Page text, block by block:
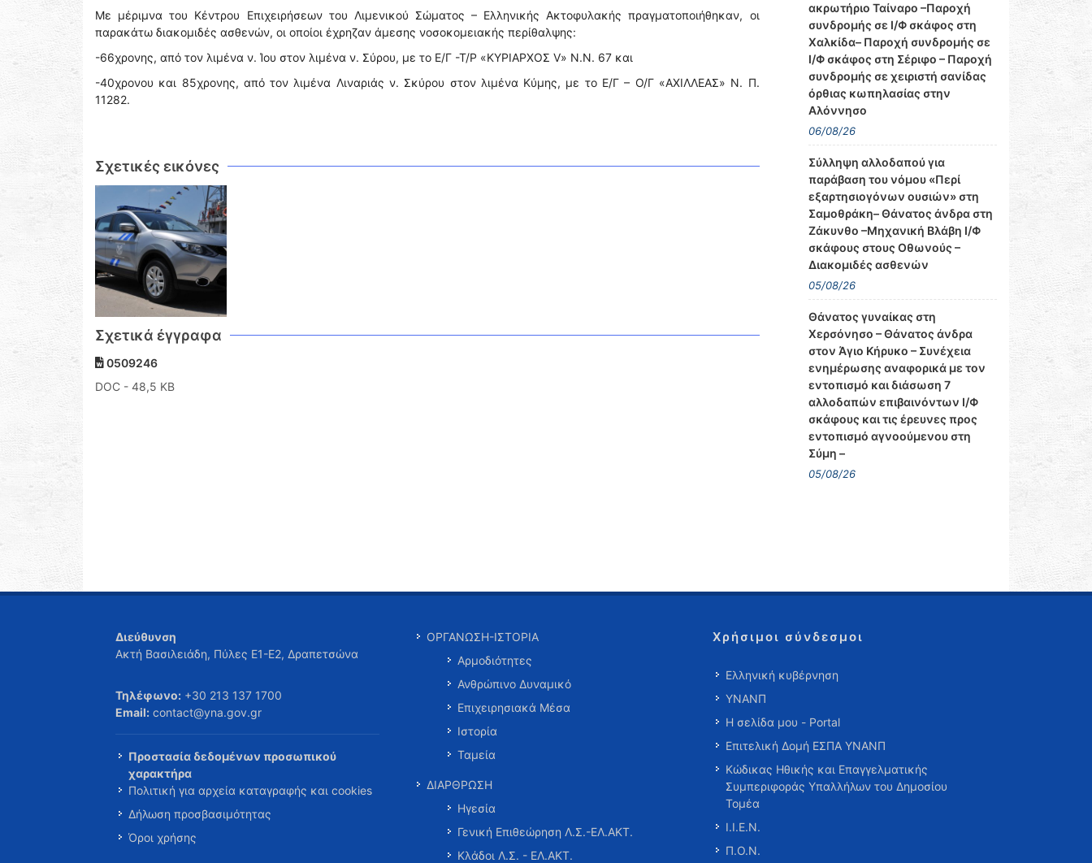
Με μέριμνα του Κέντρου Επιχειρήσεων του Λιμενικού Σώματος – Ελληνικής Ακτοφυλακής πραγματοποιήθηκαν, οι
παρακάτω διακομιδές ασθενών, οι οποίοι έχρηζαν άμεσης νοσοκομειακής περίθαλψης:
-66χρονης, από τον λιμένα ν. Ίου στον λιμένα ν. Σύρου, με το Ε/Γ -Τ/Ρ «ΚΥΡΙΑΡΧΟΣ V» Ν.Ν. 67 και
-40χρονου και 85χρονης, από τον λιμένα Λιναριάς ν. Σκύρου στον λιμένα Κύμης, με το Ε/Γ – Ο/Γ «ΑΧΙΛΛΕΑΣ» Ν. Π.
11282.
Σχετικές εικόνες
Σχετικά έγγραφα
0509246
DOC - 48,5 KB
ακρωτήριο Ταίναρο –Παροχή
συνδρομής σε Ι/Φ σκάφος στη
Χαλκίδα– Παροχή συνδρομής σε
Ι/Φ σκάφος στη Σέριφο – Παροχή
συνδρομής σε χειριστή σανίδας
όρθιας κωπηλασίας στην
Αλόννησο
06/08/26
Σύλληψη αλλοδαπού για
παράβαση του νόμου «Περί
εξαρτησιογόνων ουσιών» στη
Σαμοθράκη– Θάνατος άνδρα στη
Ζάκυνθο –Μηχανική Βλάβη Ι/Φ
σκάφους στους Οθωνούς –
Διακομιδές ασθενών
05/08/26
Θάνατος γυναίκας στη
Χερσόνησο – Θάνατος άνδρα
στον Άγιο Κήρυκο – Συνέχεια
ενημέρωσης αναφορικά με τον
εντοπισμό και διάσωση 7
αλλοδαπών επιβαινόντων Ι/Φ
σκάφους και τις έρευνες προς
εντοπισμό αγνοούμενου στη
Σύμη –
05/08/26
Διεύθυνση
Ακτή Βασιλειάδη, Πύλες Ε1-Ε2, Δραπετσώνα
Τηλέφωνο: +30 213 137 1700
Email: contact@yna.gov.gr
Προστασία δεδομένων προσωπικού
χαρακτήρα
Πολιτική για αρχεία καταγραφής και cookies
Δήλωση προσβασιμότητας
Όροι χρήσης
ΟΡΓΑΝΩΣΗ-ΙΣΤΟΡΙΑ
Αρμοδιότητες
Ανθρώπινο Δυναμικό
Επιχειρησιακά Μέσα
Ιστορία
Ταμεία
ΔΙΑΡΘΡΩΣΗ
Ηγεσία
Γενική Επιθεώρηση Λ.Σ.-ΕΛ.ΑΚΤ.
Κλάδοι Λ.Σ. - ΕΛ.ΑΚΤ.
Χρήσιμοι σύνδεσμοι
Ελληνική κυβέρνηση
ΥΝΑΝΠ
Η σελίδα μου - Portal
Επιτελική Δομή ΕΣΠΑ ΥΝΑΝΠ
Κώδικας Ηθικής και Επαγγελματικής
Συμπεριφοράς Υπαλλήλων του Δημοσίου
Τομέα
Ι.Ι.Ε.Ν.
Π.Ο.Ν.